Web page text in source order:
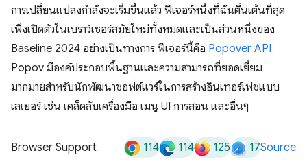
การเปลี่ยนแปลงกำลังจะเริ่มขึ้นแล้ว ฟีเจอร์หนึ่งที่ฉันตื่นเต้นที่สุด
เพิ่งเปิดตัวในเบราว์เซอร์สมัยใหม่ทั้งหมดและเป็นส่วนหนึ่งของ
Baseline 2024 อย่างเป็นทางการ ฟีเจอร์นี้คือ Popover API
Popov มีองค์ประกอบพื้นฐานและความสามารถที่ยอดเยี่ยม
มากมายสำหรับนักพัฒนาซอฟต์แวร์ในการสร้างอินเทอร์เฟซแบบ
เลเยอร์ เช่น เคล็ดลับเครื่องมือ เมนู UI การสอน และอื่นๆ
Browser Support 114 114 125 17Source